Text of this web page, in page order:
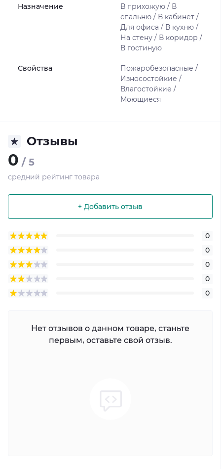
Назначение
В прихожую / В
спальню / В кабинет /
Для офиса / В кухню /
На стену / В коридор /
В гостиную
Свойства
Пожаробезопасные /
Износостойкие /
Влагостойкие /
Моющиеся
Отзывы
0 / 5
средний рейтинг товара
+ Добавить отзыв
0
0
0
0
0
Нет отзывов о данном товаре, станьте
первым, оставьте свой отзыв.